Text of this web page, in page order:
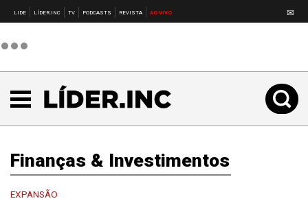
LIDE LÍDER.INC TV PODCASTS REVISTA AO VIVO ✉
Finanças & Investimentos
EXPANSÃO